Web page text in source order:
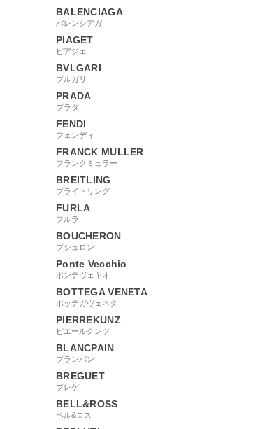
BALENCIAGA
バレンシアガ
PIAGET
ピアジェ
BVLGARI
ブルガリ
PRADA
プラダ
FENDI
フェンディ
FRANCK MULLER
フランクミュラー
BREITLING
ブライトリング
FURLA
フルラ
BOUCHERON
ブシュロン
Ponte Vecchio
ポンテヴェキオ
BOTTEGA VENETA
ボッテガヴェネタ
PIERREKUNZ
ピエールクンツ
BLANCPAIN
ブランパン
BREGUET
ブレゲ
BELL&ROSS
ベル&ロス